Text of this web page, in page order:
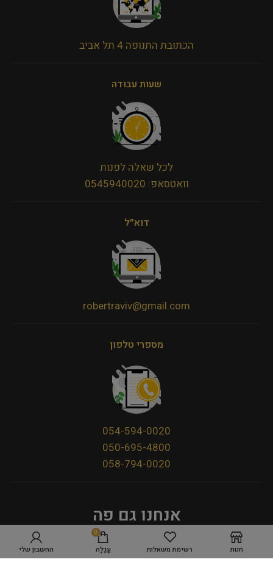
הכתובת התנופה 4 תל אביב
שעות עבודה
לכל שאלה לפנות
וואטסאפ: 0545940020
דוא״ל
robertraviv@gmail.com
מספרי טלפון
054-594-0020
050-695-4800
058-794-0020
אנחנו גם פה
חנות רשימת משאלות
0
עֲגָלָה החשבון שלי